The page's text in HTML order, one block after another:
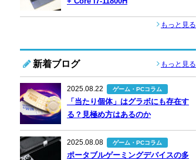
もっと見る
新着ブログ もっと見る
2025.08.22 ゲーム・PCコラム
「当たり個体」はグラボにも存在す
る？見極め方はあるのか
2025.08.08 ゲーム・PCコラム
ポータブルゲーミングデバイスの多